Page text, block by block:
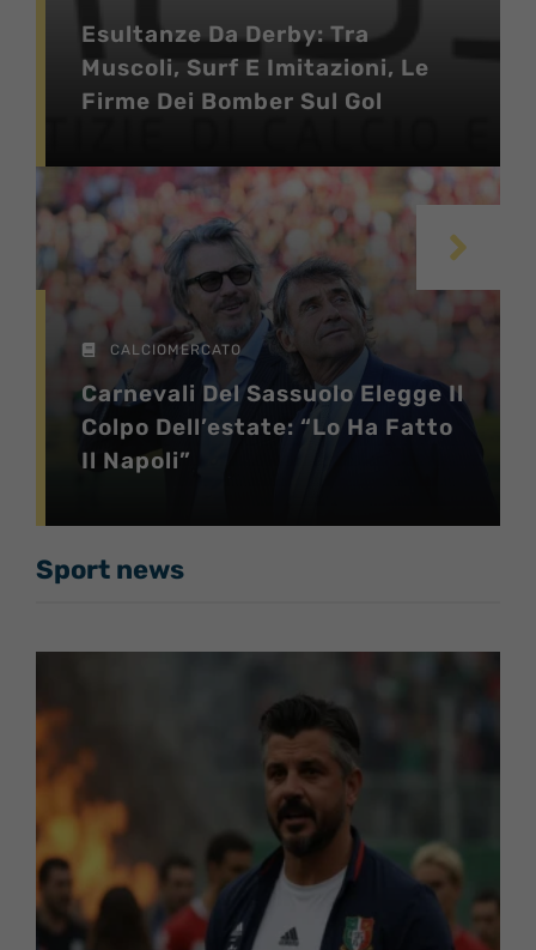
Esultanze Da Derby: Tra
Muscoli, Surf E Imitazioni, Le
Firme Dei Bomber Sul Gol
CALCIOMERCATO
Carnevali Del Sassuolo Elegge Il
Colpo Dell’estate: “Lo Ha Fatto
Il Napoli”
Sport news